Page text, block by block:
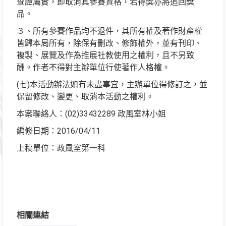
品。
３、所有參賽作品均不退件，其所有權及著作財產權
皆歸本局所有，除保有刪改、修飾權外，並有刊印、
複製、展覽及作為推展社教使用之權利，且不另致
酬。作者不得對主辦單位行使著作人格權。
(七)本活動辦法如有未盡事宜，主辦單位得修訂之，並
保留修改、變更、取消本活動之權利。
本案聯絡人：(02)33432289 政風室林小姐
編修日期：2016/04/11
上稿單位：政風室第一科
相關連結